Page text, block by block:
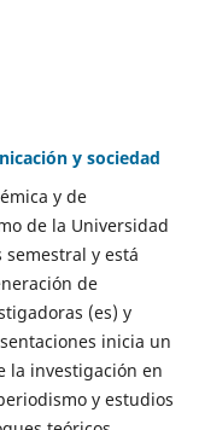
y sociedad
y de
de la Universidad
y está
de
(es) y
inicia un
la investigación en
y estudios